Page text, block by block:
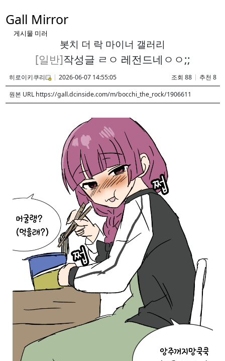
Gall Mirror
게시물 미러
봇치 더 락 마이너 갤러리
[일반]작성글 ㄹㅇ 레전드네ㅇㅇ;;
히로이키쿠리 2026-06-07 14:55:05 조회 88
추천 8
원본 URL https://gall.dcinside.com/m/bocchi_the_rock/1906611